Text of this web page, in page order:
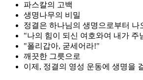
파스칼의 고백
생명나무의 비밀
정결은 하나님의 생명으로부터 나
"나의 힘이 되신 여호와여 내가 주
"폴리갑아, 굳세어라!"
깨끗한 그릇으로
이제, 정결의 영성 운동에 생명을